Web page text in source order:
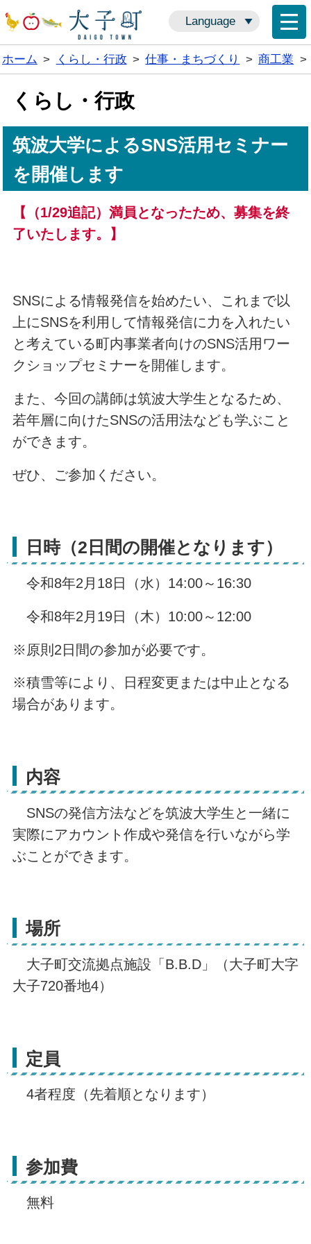
Language
ホーム > くらし・行政 > 仕事・まちづくり > 商工業 >
くらし・行政
筑波大学によるSNS活用セミナー
を開催します
【（1/29追記）満員となったため、募集を終
了いたします。】
SNSによる情報発信を始めたい、これまで以
上にSNSを利用して情報発信に力を入れたい
と考えている町内事業者向けのSNS活用ワー
クショップセミナーを開催します。
また、今回の講師は筑波大学生となるため、
若年層に向けたSNSの活用法なども学ぶこと
ができます。
ぜひ、ご参加ください。
日時（2日間の開催となります）
令和8年2月18日（水）14:00～16:30
令和8年2月19日（木）10:00～12:00
※原則2日間の参加が必要です。
※積雪等により、日程変更または中止となる
場合があります。
内容
SNSの発信方法などを筑波大学生と一緒に
実際にアカウント作成や発信を行いながら学
ぶことができます。
場所
大子町交流拠点施設「B.B.D」（大子町大字
大子720番地4）
定員
4者程度（先着順となります）
参加費
無料